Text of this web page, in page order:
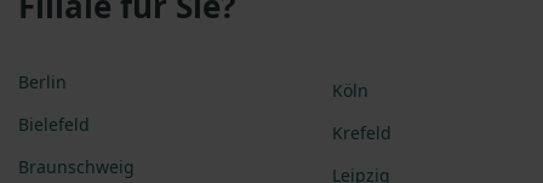
Berlin
Bielefeld
Braunschweig
Köln
Krefeld
Leipzig